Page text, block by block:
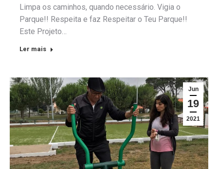
Limpa os caminhos, quando necessário. Vigia o
Parque!! Respeita e faz Respeitar o Teu Parque!!
Este Projeto…
Ler mais
Jun
19
2021